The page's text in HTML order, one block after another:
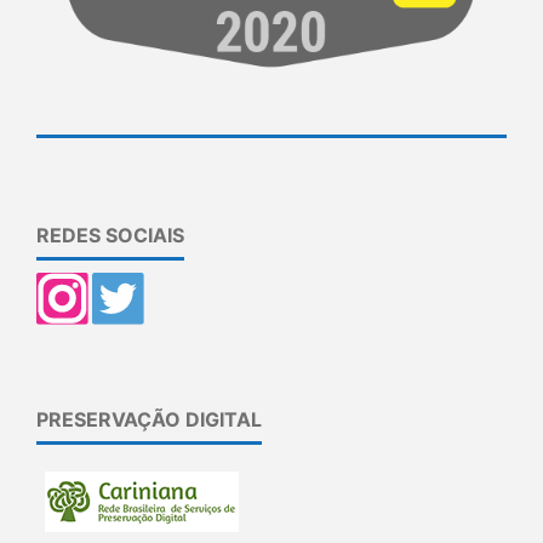
REDES SOCIAIS
PRESERVAÇÃO DIGITAL